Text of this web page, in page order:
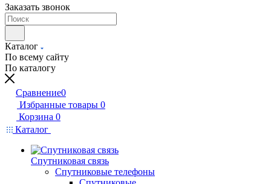
Заказать звонок
Каталог
По всему сайту
По каталогу
Сравнение0
Избранные товары 0
Корзина 0
Каталог
Спутниковая связь
Спутниковые телефоны